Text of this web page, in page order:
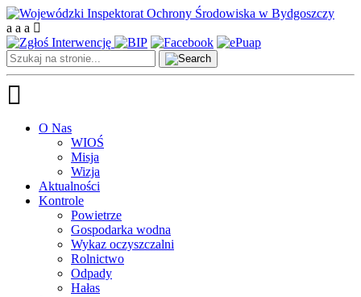
a a a
O Nas
WIOŚ
Misja
Wizja
Aktualności
Kontrole
Powietrze
Gospodarka wodna
Wykaz oczyszczalni
Rolnictwo
Odpady
Hałas